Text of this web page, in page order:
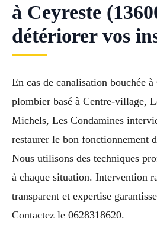
à Ceyreste
détériorer vos
En cas de canalisation bouchée
plombier basé à Centre-village,
Michels, Les Condamines
restaurer le bon fonctionnement
Nous utilisons des techniques
à chaque situation. Intervention
transparent et expertise
Contactez le 0628318620.